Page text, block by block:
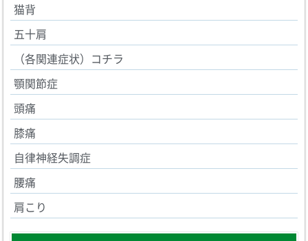
猫背
五十肩
（各関連症状）コチラ
顎関節症
頭痛
膝痛
自律神経失調症
腰痛
肩こり